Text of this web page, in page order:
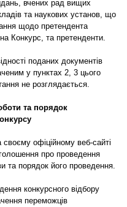
вчених рад вищих
та наукових установ, що
щодо претендента
Конкурс, та претенденти.
поданих документів
у пунктах 2, 3 цього
не розглядається.
та порядок
своєму офіційному веб-сайті
про проведення
та порядок його проведення.
конкурсного відбору
переможців